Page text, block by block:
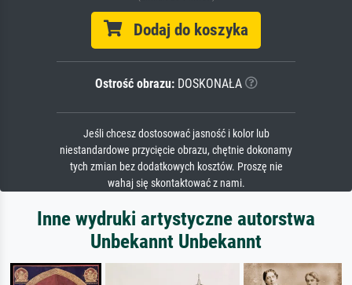
Dodaj do koszyka
Ostrość obrazu:DOSKONAŁA
Jeśli chcesz dostosować jasność i kolor lub
niestandardowe przycięcie obrazu, chętnie dokonamy
tych zmian bez dodatkowych kosztów. Proszę nie
wahaj się skontaktować z nami.
Inne wydruki artystyczne autorstwa
Unbekannt Unbekannt